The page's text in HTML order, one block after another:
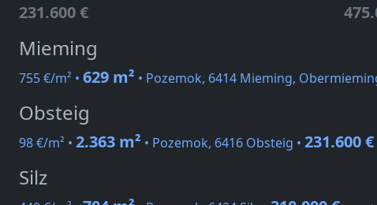
231.600 €
Mieming
755 €/m² • 629 m² • Pozemok, 6414 Mieming,
Obsteig
98 €/m² • 2.363 m² • Pozemok, 6416 Obsteig • 231.600 €
Silz